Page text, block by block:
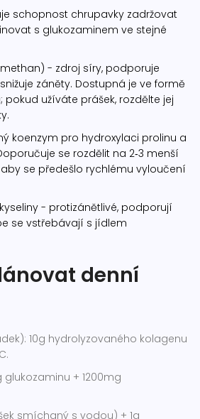
schopnost chrupavky zadržovat
s glukozaminem ve stejné
- zdroj síry, podporuje
záněty. Dostupná je ve formě
pokud užíváte prášek, rozdělte jej
koenzym pro hydroxylaci prolinu a
se rozdělit na 2‑3 menší
se předešlo rychlému vyloučení
- protizánětlivé, podporují
se vstřebávají s jídlem
denní
10g hydrolyzovaného kolagenu
glukozaminu + 1200mg
smíchaný s vodou) + 1g